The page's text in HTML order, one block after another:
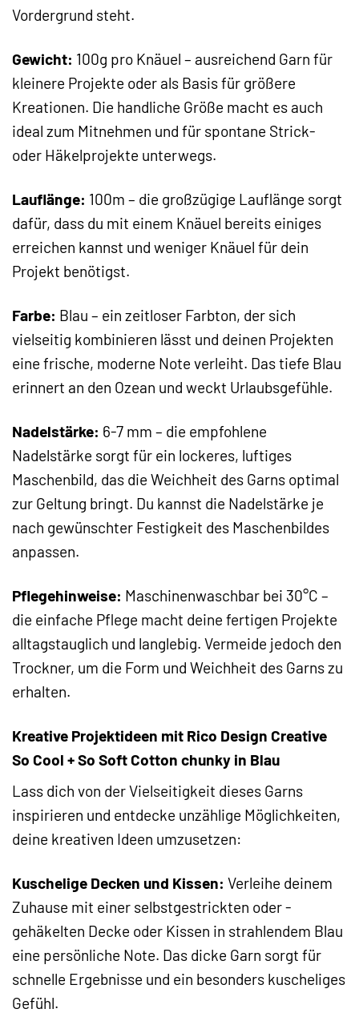
Vordergrund steht.
Gewicht: 100g pro Knäuel – ausreichend Garn für
kleinere Projekte oder als Basis für größere
Kreationen. Die handliche Größe macht es auch
ideal zum Mitnehmen und für spontane Strick-
oder Häkelprojekte unterwegs.
Lauflänge: 100m – die großzügige Lauflänge sorgt
dafür, dass du mit einem Knäuel bereits einiges
erreichen kannst und weniger Knäuel für dein
Projekt benötigst.
Farbe: Blau – ein zeitloser Farbton, der sich
vielseitig kombinieren lässt und deinen Projekten
eine frische, moderne Note verleiht. Das tiefe Blau
erinnert an den Ozean und weckt Urlaubsgefühle.
Nadelstärke: 6-7 mm – die empfohlene
Nadelstärke sorgt für ein lockeres, luftiges
Maschenbild, das die Weichheit des Garns optimal
zur Geltung bringt. Du kannst die Nadelstärke je
nach gewünschter Festigkeit des Maschenbildes
anpassen.
Pflegehinweise: Maschinenwaschbar bei 30°C –
die einfache Pflege macht deine fertigen Projekte
alltagstauglich und langlebig. Vermeide jedoch den
Trockner, um die Form und Weichheit des Garns zu
erhalten.
Kreative Projektideen mit Rico Design Creative
So Cool + So Soft Cotton chunky in Blau
Lass dich von der Vielseitigkeit dieses Garns
inspirieren und entdecke unzählige Möglichkeiten,
deine kreativen Ideen umzusetzen:
Kuschelige Decken und Kissen: Verleihe deinem
Zuhause mit einer selbstgestrickten oder -
gehäkelten Decke oder Kissen in strahlendem Blau
eine persönliche Note. Das dicke Garn sorgt für
schnelle Ergebnisse und ein besonders kuscheliges
Gefühl.